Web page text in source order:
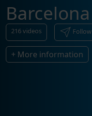
216videos
+ More information